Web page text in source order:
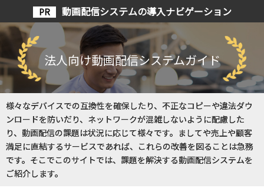
動画配信システムの導入ナビゲーション
法人向け動画配信システムガイド
様々なデバイスでの互換性を確保したり、不正なコピーや違法ダウ
ンロードを防いだり、ネットワークが混雑しないように配慮した
り、動画配信の課題は状況に応じて様々です。ましてや売上や顧客
満足に直結するサービスであれば、これらの改善を図ることは急務
です。そこでこのサイトでは、課題を解決する動画配信システムを
ご紹介します。